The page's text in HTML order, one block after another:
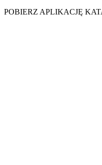
POBIERZ APLIKACJĘ